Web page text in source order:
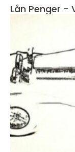
Lån Penger -